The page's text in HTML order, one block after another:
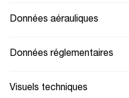
Données aérauliques
Données réglementaires
Visuels techniques